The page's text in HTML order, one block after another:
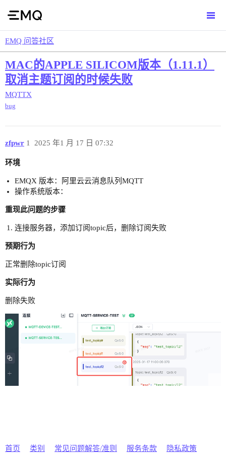
EMQ 问答社区
MAC的APPLE SILICOM版本（1.11.1）
取消主题订阅的时候失败
MQTTX
bug
zfpwr 2025 年1 月 17 日 07:32
1
环境
EMQX 版本：阿里云云消息队列MQTT
操作系统版本：
重现此问题的步骤
连接服务器，添加订阅topic后，删除订阅失败
预期行为
正常删除topic订阅
实际行为
删除失败
首页 类别 常见问题解答/准则 服务条款 隐私政策